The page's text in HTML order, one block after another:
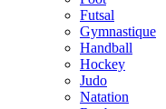
Futsal
Gymnastique
Handball
Hockey
Judo
Natation